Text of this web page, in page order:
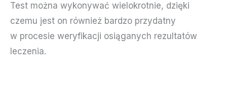
Test można wykonywać wielokrotnie, dzięki
czemu jest on również bardzo przydatny
w procesie weryfikacji osiąganych rezultatów
leczenia.